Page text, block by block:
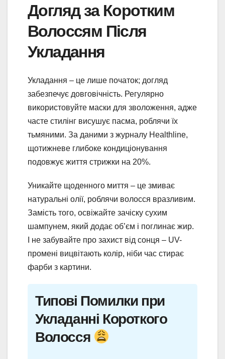
Догляд за Коротким
Волоссям Після
Укладання
Укладання – це лише початок; догляд
забезпечує довговічність. Регулярно
використовуйте маски для зволоження, адже
часте стилінг висушує пасма, роблячи їх
тьмяними. За даними з журналу Healthline,
щотижневе глибоке кондиціонування
подовжує життя стрижки на 20%.
Уникайте щоденного миття – це змиває
натуральні олії, роблячи волосся вразливим.
Замість того, освіжайте зачіску сухим
шампунем, який додає об’єм і поглинає жир.
І не забувайте про захист від сонця – UV-
промені вицвітають колір, ніби час стирає
фарби з картини.
Типові Помилки при
Укладанні Короткого
Волосся